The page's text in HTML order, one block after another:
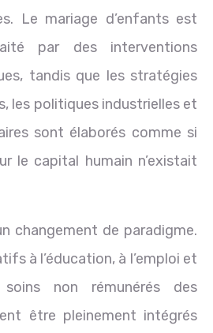
Le mariage d’enfants est
par des interventions
tandis que les stratégies
les politiques industrielles et
sont élaborés comme si
le capital humain n’existait
changement de paradigme.
à l’éducation, à l’emploi et
non rémunérés des
être pleinement intégrés